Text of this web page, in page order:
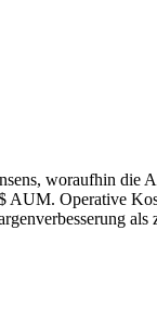
woraufhin die
AUM. Operative
als